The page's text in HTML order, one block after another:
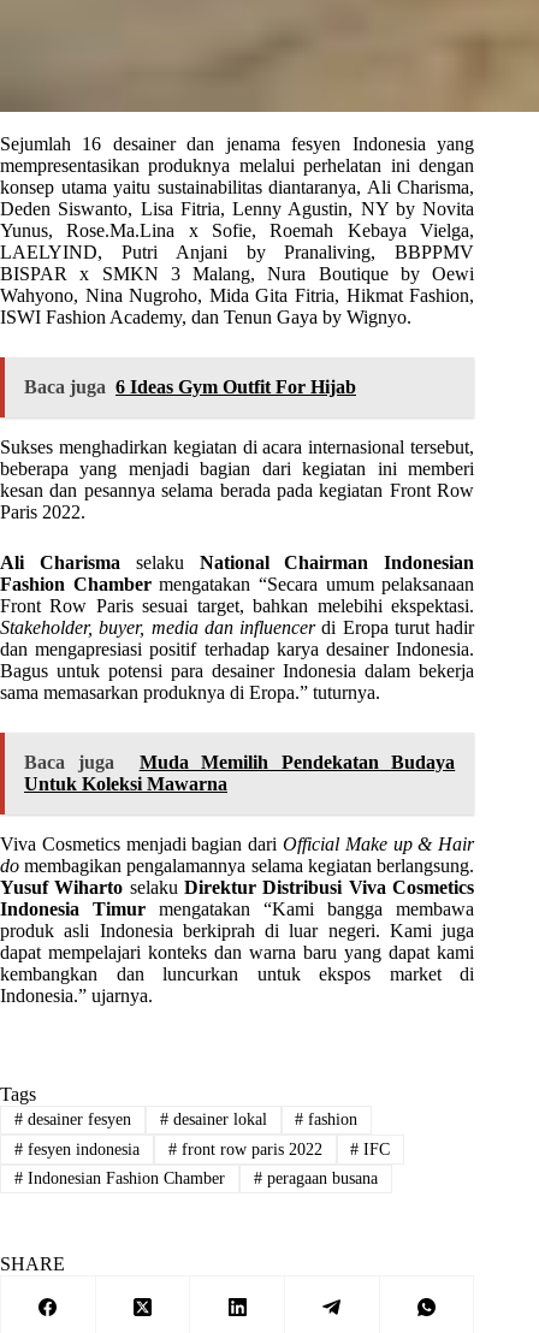
Sejumlah 16 desainer dan jenama fesyen Indonesia yang
mempresentasikan produknya melalui perhelatan ini dengan
konsep utama yaitu sustainabilitas diantaranya, Ali Charisma,
Deden Siswanto, Lisa Fitria, Lenny Agustin, NY by Novita
Yunus, Rose.Ma.Lina x Sofie, Roemah Kebaya Vielga,
LAELYIND, Putri Anjani by Pranaliving, BBPPMV
BISPAR x SMKN 3 Malang, Nura Boutique by Oewi
Wahyono, Nina Nugroho, Mida Gita Fitria, Hikmat Fashion,
ISWI Fashion Academy, dan Tenun Gaya by Wignyo.
Baca juga 6 Ideas Gym Outfit For Hijab
Sukses menghadirkan kegiatan di acara internasional tersebut,
beberapa yang menjadi bagian dari kegiatan ini memberi
kesan dan pesannya selama berada pada kegiatan Front Row
Paris 2022.
Ali Charisma selaku National Chairman Indonesian
Fashion Chambermengatakan “Secara umum pelaksanaan
Front Row Paris sesuai target, bahkan melebihi ekspektasi.
Stakeholder, buyer, media dan influencerdi Eropa turut hadir
dan mengapresiasi positif terhadap karya desainer Indonesia.
Bagus untuk potensi para desainer Indonesia dalam bekerja
sama memasarkan produknya di Eropa.” tuturnya.
Baca juga
Muda Memilih Pendekatan Budaya
Untuk Koleksi Mawarna
Viva Cosmetics menjadi bagian dariOfficial Make up & Hair
domembagikan pengalamannya selama kegiatan berlangsung.
Yusuf Wiharto selakuDirektur Distribusi Viva Cosmetics
Indonesia Timur mengatakan “Kami bangga membawa
produk asli Indonesia berkiprah di luar negeri. Kami juga
dapat mempelajari konteks dan warna baru yang dapat kami
kembangkan dan luncurkan untuk ekspos market di
Indonesia.” ujarnya.
Tags
#desainer fesyen #desainer lokal # fashion
#fesyen indonesia #front row paris 2022 # IFC
#Indonesian Fashion Chamber #peragaan busana
SHARE